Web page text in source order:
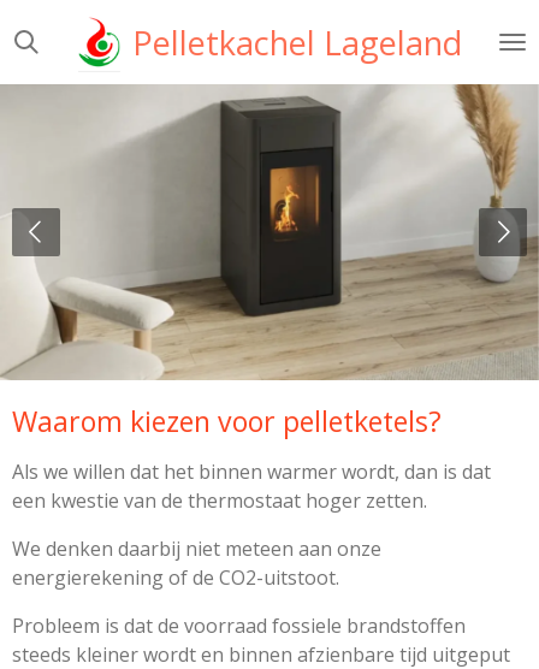
direct
naar
hoofdinhoud
Pelletkachel Lageland
Waarom kiezen voor pelletketels?
Als we willen dat het binnen warmer wordt, dan is dat
een kwestie van de thermostaat hoger zetten.
We denken daarbij niet meteen aan onze
energierekening of de CO2-uitstoot.
Probleem is dat de voorraad fossiele brandstoffen
steeds kleiner wordt en binnen afzienbare tijd uitgeput